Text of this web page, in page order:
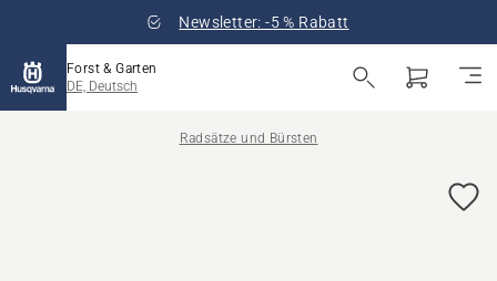
Newsletter: -5 % Rabatt
Forst & Garten
DE, Deutsch
Radsätze und Bürsten